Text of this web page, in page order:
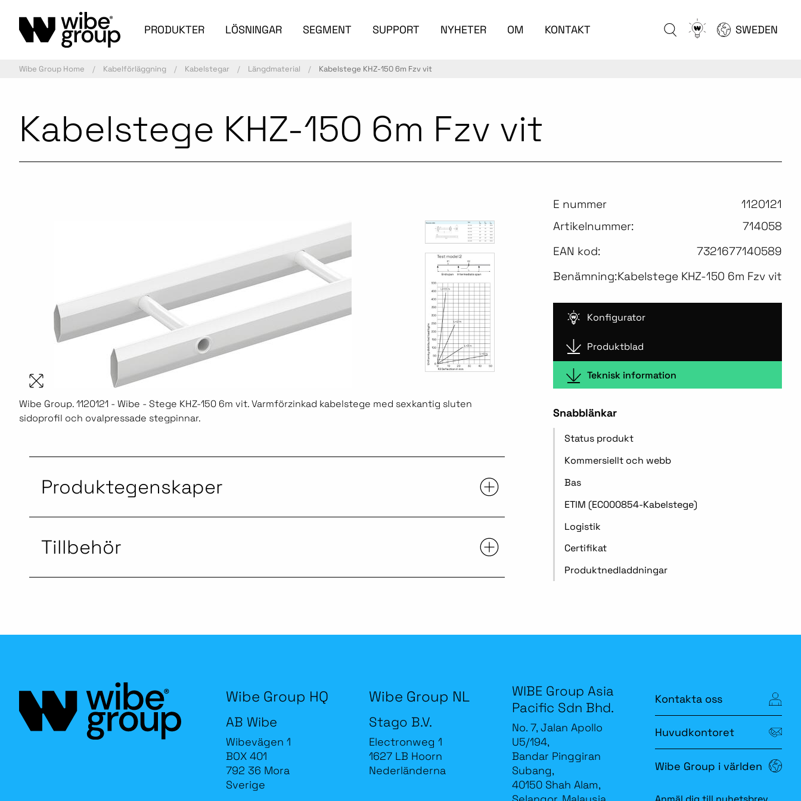
PRODUKTER LÖSNINGAR SEGMENT SUPPORT NYHETER OM KONTAKT
Go
to
SWEDEN
Wibe Group Home Kabelförläggning Kabelstegar Längdmaterial Kabelstege KHZ-150 6m Fzv vit
Kabelstege KHZ-150 6m Fzv vit
Wibe Group. 1120121 - Wibe - Stege KHZ-150 6m vit. Varmförzinkad kabelstege med sexkantig sluten
sidoprofil och ovalpressade stegpinnar.
Produktegenskaper
Tillbehör
E nummer
1120121
Artikelnummer:
714058
EAN kod:
7321677140589
Benämning:Kabelstege KHZ-150 6m Fzv vit
Konfigurator
Produktblad
Teknisk information
Snabblänkar
Status produkt
Kommersiellt och webb
Bas
ETIM (EC000854-Kabelstege)
Logistik
Certifikat
Produktnedladdningar
Wibe Group HQ
AB Wibe
Wibevägen 1
BOX 401
792 36 Mora
Sverige
Wibe Group NL
Stago B.V.
Electronweg 1
1627 LB Hoorn
Nederländerna
WIBE Group Asia
Pacific Sdn Bhd.
No. 7, Jalan Apollo
U5/194,
Bandar Pinggiran
Subang,
40150 Shah Alam,
Kontakta oss
Huvudkontoret
Wibe Group i världen